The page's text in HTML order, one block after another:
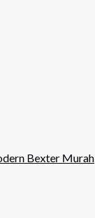
Bexter Murah